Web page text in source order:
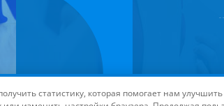
технологий и интернет-маркетинга Университета
статистику, которая помогает нам